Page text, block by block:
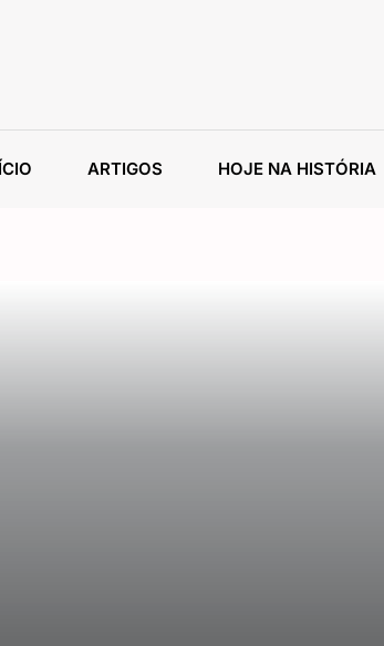
ARTIGOS HOJE NA HISTÓRIA